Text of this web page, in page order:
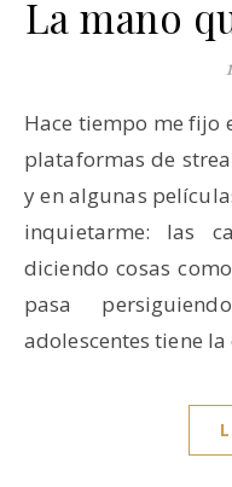
La mano
Hace tiempo me fijo en algo mientras veo series en
plataformas de
y en algunas
inquietarme: las
diciendo cosas
pasa
adolescentes tiene